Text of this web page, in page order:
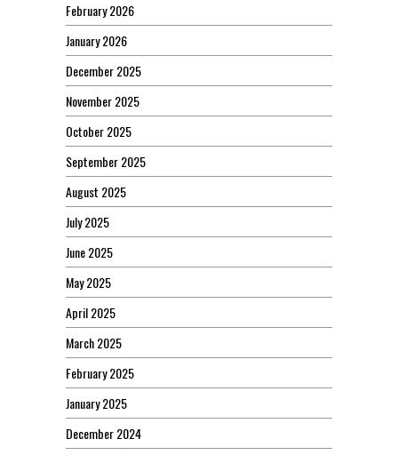
February 2026
January 2026
December 2025
November 2025
October 2025
September 2025
August 2025
July 2025
June 2025
May 2025
April 2025
March 2025
February 2025
January 2025
December 2024